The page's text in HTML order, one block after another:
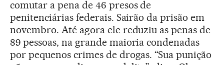
comutar a pena de 46 presos de
penitenciárias federais. Sairão da prisão em
novembro. Até agora ele reduziu as penas de
89 pessoas, na grande maioria condenadas
por pequenos crimes de drogas. “Sua punição